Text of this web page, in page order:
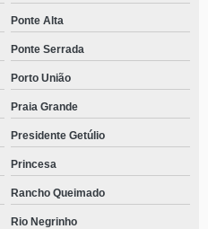
Ponte Alta
Ponte Serrada
Porto União
Praia Grande
Presidente Getúlio
Princesa
Rancho Queimado
Rio Negrinho